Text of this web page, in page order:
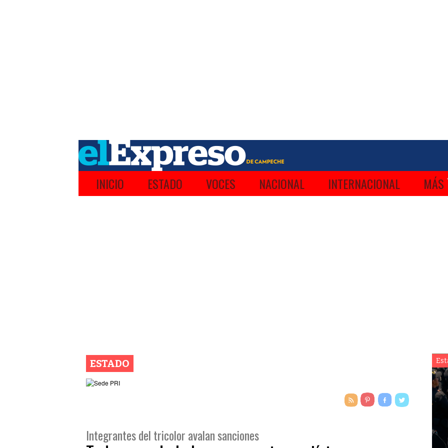
INICIO ESTADO VOCES NACIONAL INTERNACIONAL MÁS
ESTADO
Integrantes del tricolor avalan sanciones